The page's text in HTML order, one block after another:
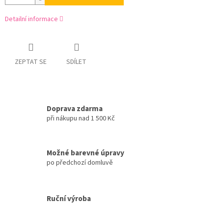
Detailní informace
ZEPTAT SE SDÍLET
Doprava zdarma
při nákupu nad 1 500 Kč
Možné barevné úpravy
po předchozí domluvě
Ruční výroba